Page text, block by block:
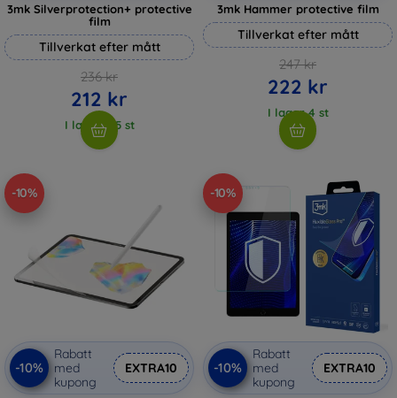
3mk Silverprotection+ protective
film
Tillverkat efter mått
236 kr
212 kr
I lager > 5 st
3mk Hammer protective film
Tillverkat efter mått
247 kr
222 kr
I lager 4 st
-10%
-10%
Rabatt
med
kupong
EXTRA10
-10%
-10%
Rabatt
med
kupong
EXTRA10